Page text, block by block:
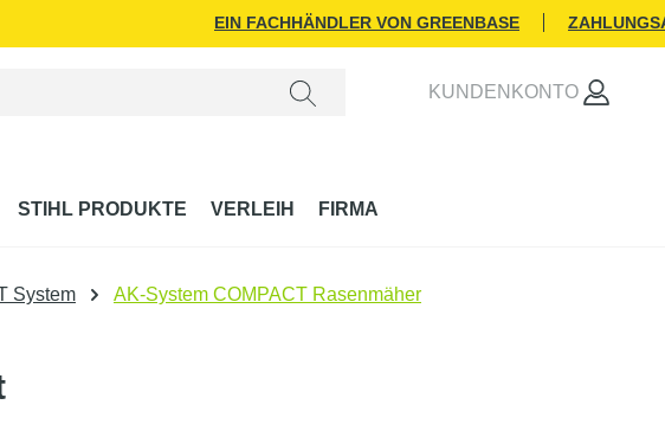
EIN FACHHÄNDLER VON GREENBASE
KUNDENKONTO
STIHL PRODUKTE VERLEIH FIRMA
System AK-System COMPACT Rasenmäher